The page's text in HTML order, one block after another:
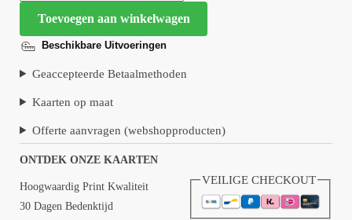
Toevoegen aan winkelwagen
Beschikbare Uitvoeringen
Geaccepteerde Betaalmethoden
Kaarten op maat
Offerte aanvragen (webshopproducten)
ONTDEK ONZE KAARTEN
Hoogwaardig Print Kwaliteit
30 Dagen Bedenktijd
VEILIGE CHECKOUT